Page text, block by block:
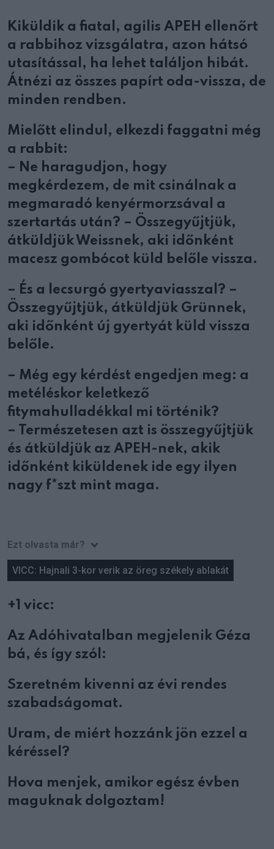
Kiküldik a fiatal, agilis APEH ellenőrt
a rabbihoz vizsgálatra, azon hátsó
utasítással, ha lehet találjon hibát.
Átnézi az összes papírt oda-vissza, de
minden rendben.
Mielőtt elindul, elkezdi faggatni még
a rabbit:
– Ne haragudjon, hogy
megkérdezem, de mit csinálnak a
megmaradó kenyérmorzsával a
szertartás után? – Összegyűjtjük,
átküldjük Weissnek, aki időnként
macesz gombócot küld belőle vissza.
– És a lecsurgó gyertyaviasszal? –
Összegyűjtjük, átküldjük Grünnek,
aki időnként új gyertyát küld vissza
belőle.
– Még egy kérdést engedjen meg: a
metéléskor keletkező
fitymahulladékkal mi történik?
– Természetesen azt is összegyűjtjük
és átküldjük az APEH-nek, akik
időnként kiküldenek ide egy ilyen
nagy f*szt mint maga.
Ezt olvasta már?
VICC: Hajnali 3-kor verik az öreg székely ablakát
+1 vicc:
Az Adóhivatalban megjelenik Géza
bá, és így szól:
Szeretném kivenni az évi rendes
szabadságomat.
Uram, de miért hozzánk jön ezzel a
kéréssel?
Hova menjek, amikor egész évben
maguknak dolgoztam!